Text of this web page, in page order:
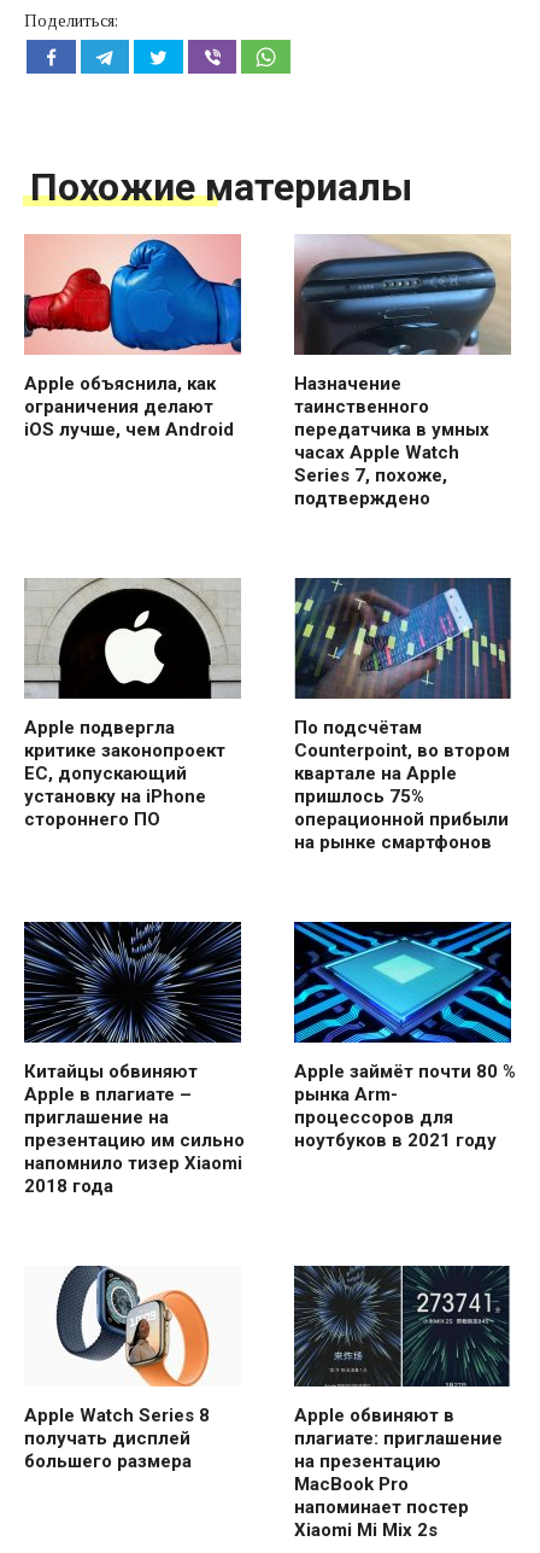
Поделиться:
Похожие материалы
Apple объяснила, как
ограничения делают
iOS лучше, чем Android
Назначение
таинственного
передатчика в умных
часах Apple Watch
Series 7, похоже,
подтверждено
Apple подвергла
критике законопроект
ЕС, допускающий
установку на iPhone
стороннего ПО
По подсчётам
Counterpoint, во втором
квартале на Apple
пришлось 75%
операционной прибыли
на рынке смартфонов
Китайцы обвиняют
Apple в плагиате –
приглашение на
презентацию им сильно
напомнило тизер Xiaomi
2018 года
Apple займёт почти 80 %
рынка Arm-
процессоров для
ноутбуков в 2021 году
Apple Watch Series 8
получать дисплей
большего размера
Apple обвиняют в
плагиате: приглашение
на презентацию
MacBook Pro
напоминает постер
Xiaomi Mi Mix 2s